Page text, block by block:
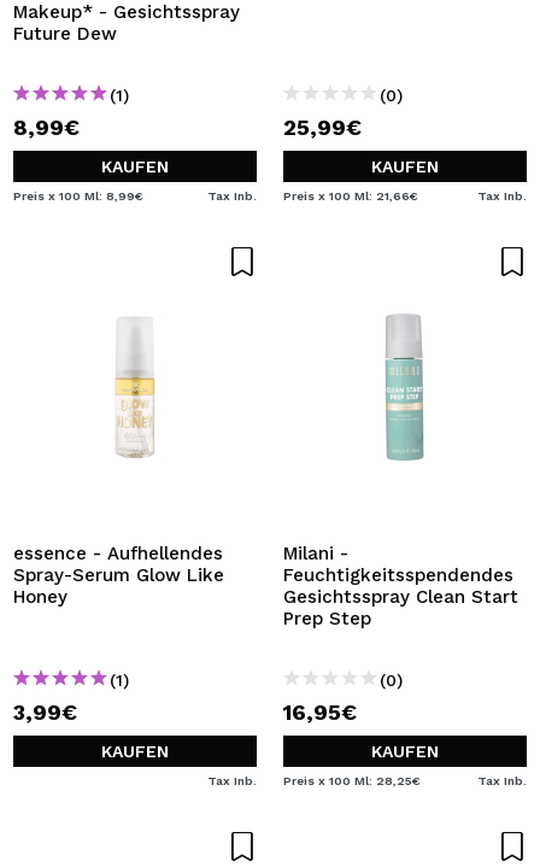
Makeup* - Gesichtsspray
Future Dew
(1)
8,99€
KAUFEN
Preis x 100 Ml: 8,99€ Tax Inb.
(0)
25,99€
KAUFEN
Preis x 100 Ml: 21,66€ Tax Inb.
essence - Aufhellendes
Spray-Serum Glow Like
Honey
(1)
3,99€
KAUFEN
Tax Inb.
Milani -
Feuchtigkeitsspendendes
Gesichtsspray Clean Start
Prep Step
(0)
16,95€
KAUFEN
Preis x 100 Ml: 28,25€ Tax Inb.